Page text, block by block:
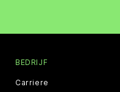
BEDRIJF
Carriere